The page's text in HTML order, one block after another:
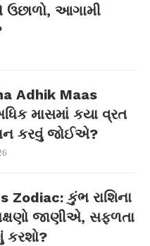
ઉછાળો, આગામી
Adhik Maas
માસમાં કયા વ્રત
કરવું જોઈએ?
Zodiac: કુંભ રાશિના
જાણીએ, સફળતા
કરશો?